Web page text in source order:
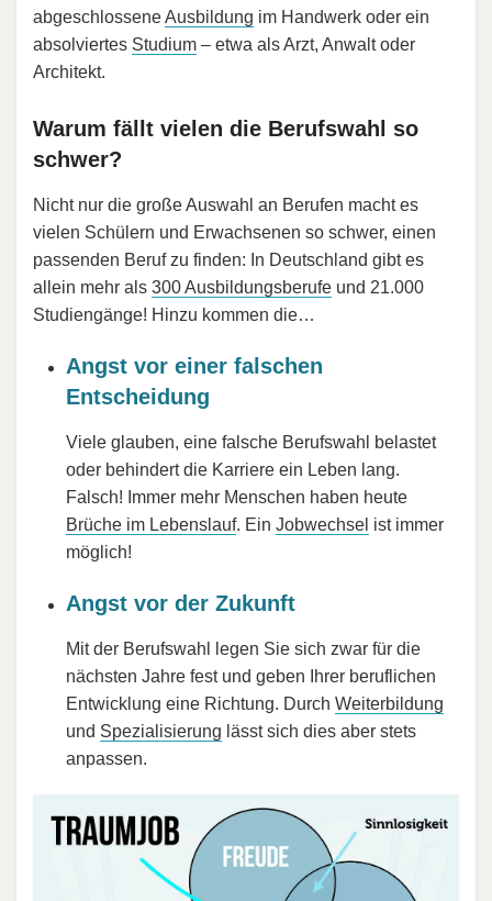
abgeschlosseneAusbildung im Handwerk oder ein
absolviertes Studium – etwa als Arzt, Anwalt oder
Architekt.
Warum fällt vielen die Berufswahl so
schwer?
Nicht nur die große Auswahl an Berufen macht es
vielen Schülern und Erwachsenen so schwer, einen
passenden Beruf zu finden: In Deutschland gibt es
allein mehr als 300 Ausbildungsberufe und 21.000
Studiengänge! Hinzu kommen die…
Angst vor einer falschen
Entscheidung
Viele glauben, eine falsche Berufswahl belastet
oder behindert die Karriere ein Leben lang.
Falsch! Immer mehr Menschen haben heute
Brüche im Lebenslauf. Ein Jobwechsel ist immer
möglich!
Angst vor der Zukunft
Mit der Berufswahl legen Sie sich zwar für die
nächsten Jahre fest und geben Ihrer beruflichen
Entwicklung eine Richtung. Durch Weiterbildung
und Spezialisierung lässt sich dies aber stets
anpassen.